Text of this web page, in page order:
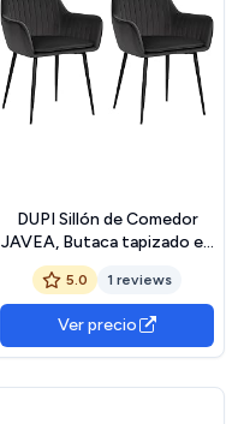
DUPI Sillón de Comedor
JAVEA, Butaca tapizado en
Antelina, Diseño Moderno,
58x58x86 cm (Pack 2
Unidades, Gris)
5.0 1 reviews
Ver precio